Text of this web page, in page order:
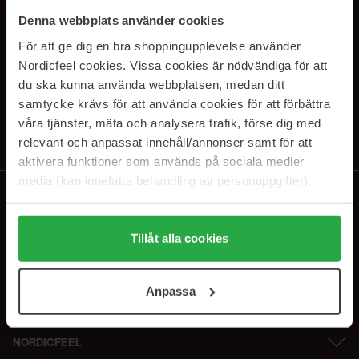
Denna webbplats använder cookies
För att ge dig en bra shoppingupplevelse använder
Nordicfeel cookies. Vissa cookies är nödvändiga för att
du ska kunna använda webbplatsen, medan ditt
samtycke krävs för att använda cookies för att förbättra
våra tjänster, mäta och analysera trafik, förse dig med
relevant och anpassat innehåll/annonser samt för att
aktivera funktioner som används på sociala medier
media (kan innefatta behandling av personuppgifter).
Genom att trycka på "Tillåt alla cookies" accepterar du
alla cookies, medan du under "Detaljer" kan anpassa
användningen av cookies. Du kan när som helst återkalla
samt vår Integritetspolicy.
Tillåt alla cookies
Anpassa
PRENUMERERA PÅ VÅRA
NYHETSBREV
E-postadress
Genom att prenumerera accepterar du vårIntegritetspolicy.
NORDICFEEL